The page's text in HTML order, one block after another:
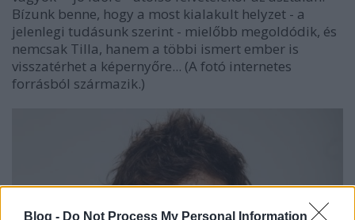
Blog - Do Not Process My Personal Information
Bízunk benne, hogy a most kialakult helyzet - a
jelenlegi tudásunk szerint - mielőbb megoldódik, és
nemcsak Tilla, hanem a többi ismert ember is
visszatérhet a képernyőre... (A fotó internetes
forrásból származik.)